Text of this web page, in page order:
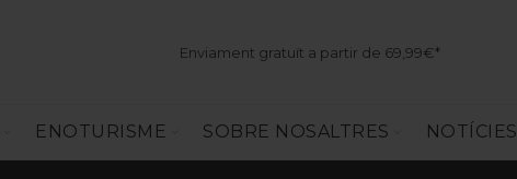
Enviament gratuït a partir de 69,99€*
ENOTURISME SOBRE NOSALTRES NOTÍCIES